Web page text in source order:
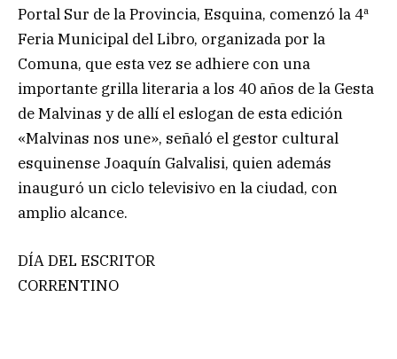
Portal Sur de la Provincia, Esquina, comenzó la 4ª
Feria Municipal del Libro, organizada por la
Comuna, que esta vez se adhiere con una
importante grilla literaria a los 40 años de la Gesta
de Malvinas y de allí el eslogan de esta edición
«Malvinas nos une», señaló el gestor cultural
esquinense Joaquín Galvalisi, quien además
inauguró un ciclo televisivo en la ciudad, con
amplio alcance.
DÍA DEL ESCRITOR
CORRENTINO